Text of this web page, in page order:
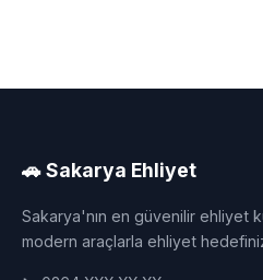
🚗 Sakarya Ehliyet
Sakarya'nın en güvenilir ehliyet
modern araçlarla ehliyet